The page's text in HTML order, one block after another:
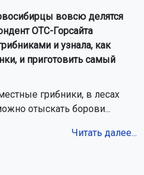
вовсю делятся
ОТС-Горсайта
и узнала, как
и приготовить самый
грибники, в лесах
отыскать борови...
Читать далее...